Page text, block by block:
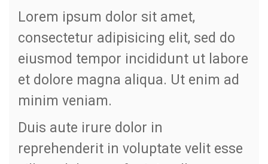
Lorem ipsum dolor sit amet,
consectetur adipisicing elit, sed do
eiusmod tempor incididunt ut labore
et dolore magna aliqua. Ut enim ad
minim veniam.
Duis aute irure dolor in
reprehenderit in voluptate velit esse